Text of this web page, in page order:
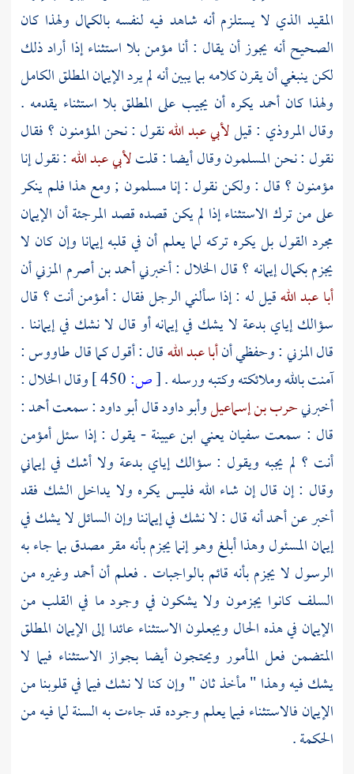
المقيد الذي لا يستلزم أنه شاهد فيه لنفسه بالكمال ولهذا كان
الصحيح أنه يجوز أن يقال : أنا مؤمن بلا استثناء إذا أراد ذلك
لكن ينبغي أن يقرن كلامه بما يبين أنه لم يرد الإيمان المطلق الكامل
ولهذا كانأحمديكره أن يجيب على المطلق بلا استثناء يقدمه .
وقالالمروذي : قيللأبي عبد اللهنقول : نحن المؤمنون ؟ فقال
نقول : نحن المسلمون وقال أيضا : قلتلأبي عبد الله: نقول إنا
مؤمنون ؟ قال : ولكن نقول : إنا مسلمون ; ومع هذا فلم ينكر
على من ترك الاستثناء إذا لم يكن قصده قصدالمرجئةأن الإيمان
مجرد القول بل يكره تركه لما يعلم أن في قلبه إيمانا وإن كان لا
يجزم بكمال إيمانه ؟ قالالخلال : أخبرنيأحمد بن أصرم المزنيأن
أبا عبد اللهقيل له : إذا سألني الرجل فقال : أمؤمن أنت ؟ قال
سؤالك إياي بدعة لا يشك في إيمانه أو قال لا نشك في إيماننا .
قالالمزني: وحفظي أنأبا عبد اللهقال : أقول كما قالطاووس:
آمنت بالله وملائكته وكتبه ورسله .[ص: وقالالخلال:
أخبرنيحرب بن إسماعيلوأبو داودقالأبو داود: سمعتأحمد:
قال : سمعت سفيان يعني ابن عيينة- يقول : إذا سئل أمؤمن
أنت ؟ لم يجبه ويقول : سؤالك إياي بدعة ولا أشك في إيماني
وقال : إن قال إن شاء الله فليس يكره ولا يداخل الشك فقد
أخبر عنأحمدأنه قال : لا نشك في إيماننا وإن السائل لا يشك في
إيمان المسئول وهذا أبلغ وهو إنما يجزم بأنه مقر مصدق بما جاء به
الرسول لا يجزم بأنه قائم بالواجبات . فعلم أنأحمدوغيره من
السلف كانوا يجزمون ولا يشكون في وجود ما في القلب من
الإيمان في هذه الحال ويجعلون الاستثناء عائدا إلى الإيمان المطلق
المتضمن فعل المأمور ويحتجون أيضا بجواز الاستثناء فيما لا
يشك فيه وهذا " مأخذ ثان " وإن كنا لا نشك فيما في قلوبنا من
الإيمان فالاستثناء فيما يعلم وجوده قد جاءت به السنة لما فيه من
الحكمة .